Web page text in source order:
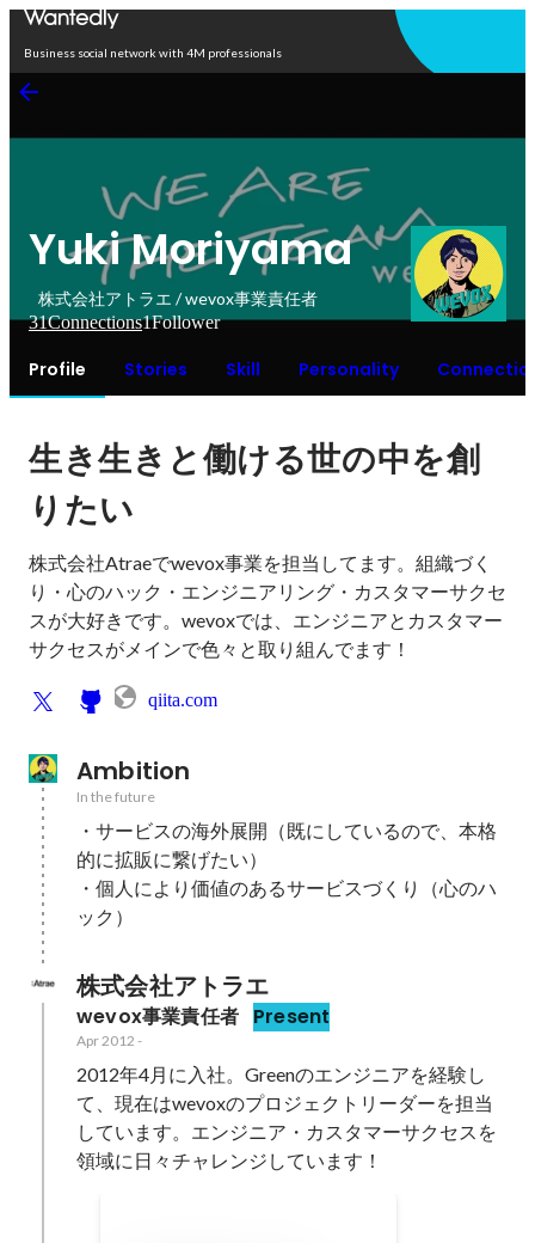
Business social network with 4M professionals
Yuki Moriyama
株式会社アトラエ / wevox事業責任者
31Connections1Follower
Profile Stories Skill Personality
生き生きと働ける世の中を創
りたい
株式会社Atraeでwevox事業を担当してます。組織づく
り・心のハック・エンジニアリング・カスタマーサクセ
スが大好きです。wevoxでは、エンジニアとカスタマー
サクセスがメインで色々と取り組んでます！
qiita.com
Ambition
In the future
・サービスの海外展開（既にしているので、本格
的に拡販に繋げたい）
・個人により価値のあるサービスづくり（心のハ
ック）
株式会社アトラエ
wevox事業責任者 Present
Apr 2012 -
2012年4月に入社。Greenのエンジニアを経験し
て、現在はwevoxのプロジェクトリーダーを担当
しています。エンジニア・カスタマーサクセスを
領域に日々チャレンジしています！